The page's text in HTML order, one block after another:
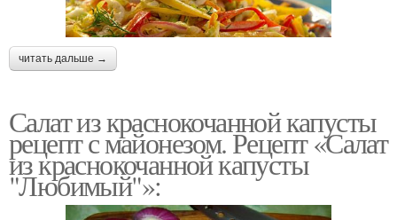
читать дальше →
Салат из краснокочанной капусты
рецепт с майонезом. Рецепт «Салат
из краснокочанной капусты
"Любимый"»: